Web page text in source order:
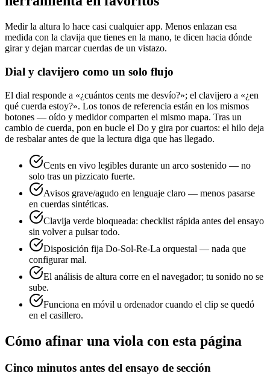
Medir la altura lo hace casi cualquier app. Menos enlazan esa
medida con la clavija que tienes en la mano, te dicen hacia dónde
girar y dejan marcar cuerdas de un vistazo.
Dial y clavijero como un solo flujo
El dial responde a «¿cuántos cents me desvío?»; el clavijero a «¿en
qué cuerda estoy?». Los tonos de referencia están en los mismos
botones — oído y medidor comparten el mismo mapa. Tras un
cambio de cuerda, pon en bucle el Do y gira por cuartos: el hilo deja
de resbalar antes de que la lectura diga que has llegado.
Cents en vivo legibles durante un arco sostenido — no
solo tras un pizzicato fuerte.
Avisos grave/agudo en lenguaje claro — menos pasarse
en cuerdas sintéticas.
Clavija verde bloqueada: checklist rápida antes del ensayo
sin volver a pulsar todo.
Disposición fija Do-Sol-Re-La orquestal — nada que
configurar mal.
El análisis de altura corre en el navegador; tu sonido no se
sube.
Funciona en móvil u ordenador cuando el clip se quedó
en el casillero.
Cómo afinar una viola con esta página
Cinco minutos antes del ensayo de sección